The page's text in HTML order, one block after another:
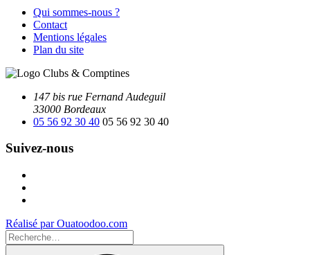
Qui sommes-nous ?
Contact
Mentions légales
Plan du site
147 bis rue Fernand Audeguil
33000 Bordeaux
05 56 92 30 40 05 56 92 30 40
Suivez-nous
Réalisé par Ouatoodoo.com
Recherche
pour